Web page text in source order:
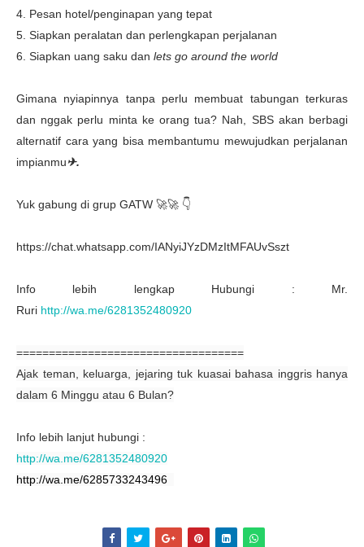
4. Pesan hotel/penginapan yang tepat
5. Siapkan peralatan dan perlengkapan perjalanan
6. Siapkan uang saku dan lets go around the world
Gimana nyiapinnya tanpa perlu membuat tabungan terkuras
dan nggak perlu minta ke orang tua? Nah, SBS akan berbagi
alternatif cara yang bisa membantumu mewujudkan perjalanan
impianmu✈.
Yuk gabung di grup GATW 🚀🚀 👇
https://chat.whatsapp.com/IANyiJYzDMzItMFAUvSszt
Info lebih lengkap Hubungi : Mr.
Ruri http://wa.me/6281352480920
===================================
Ajak teman, keluarga, jejaring tuk kuasai bahasa inggris hanya
dalam 6 Minggu atau 6 Bulan?
Info lebih lanjut hubungi :
http://wa.me/6281352480920
http://wa.me/6285733243496